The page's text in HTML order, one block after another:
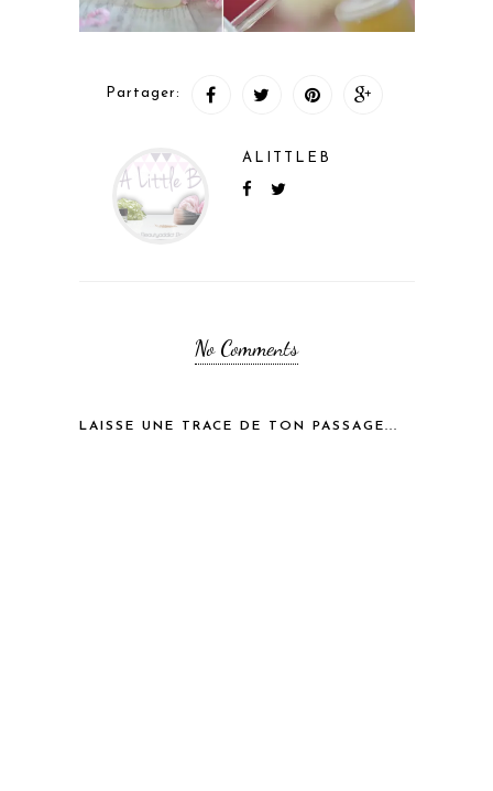
Partager:
ALITTLEB
No Comments
LAISSE UNE TRACE DE TON PASSAGE...